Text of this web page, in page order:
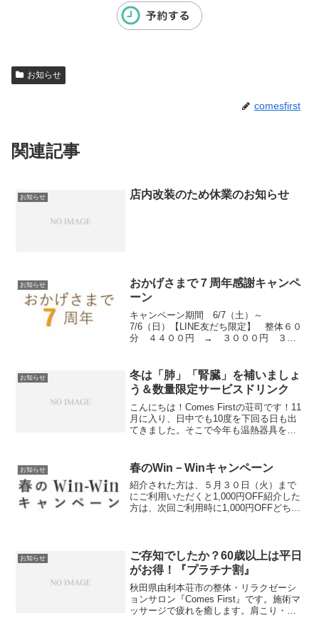
お知らせ
comesfirst
関連記事
お知らせ 店内改装のため休業のお知らせ
お知らせ
おかげさまで７周年感謝キャンペ
ーン
キャンペーン期間 6/7（土）～
7/6（日）【LINE友だち限定】 整体６０
分 ４４００円 → ３０００円 ３
までのご予約が適用（１００円割引）当
日予約は３１００円 ...
お知らせ
冬は「肺」「腎臓」を補いましょ
う＆数量限定サービスドリンク
こんにちは！Comes Firstの荘司です！11
月に入り、日中でも10度を下回る日も出
てきました。そこで今年も温熱器具を使
も・・・？明日11/7(土)から使用開始しま
す。初めて...
お知らせ 春のWin－Winキャンペーン
紹介された方は、５月３０日（火）まで
にご利用いただくと1,000円OFF紹介した
方は、次回ご利用時に1,000円OFFどちら
お知らせ
ご存知でしたか？60歳以上は平日
がお得！『プラチナ割』
秋田県由利本荘市の整体・リラクゼーシ
ョンサロン『Comes First』です。施術マ
ッサージで疲れを癒します。肩こり・腰